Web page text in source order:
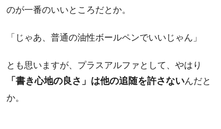
のが一番のいいところだとか。
「じゃあ、普通の油性ボールペンでいいじゃん」
とも思いますが、プラスアルファとして、やはり
「書き心地の良さ」は他の追随を許さないんだと
か。